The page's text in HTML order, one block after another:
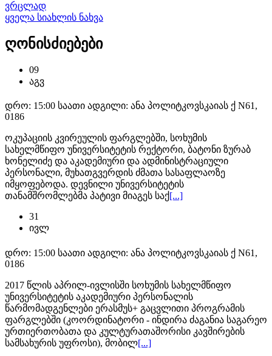
ვრცლად
ყველა სიახლის ნახვა
ღონისძიებები
09
აგვ
დრო: 15:00 საათი ადგილი: ანა პოლიტკოვსკაიას ქ N61,
0186
ოკუპაციის კვირეულის ფარგლებში, სოხუმის
სახელმწიფო უნივერსიტეტის რექტორი, ბატონი ზურაბ
ხონელიძე და აკადემიური და ადმინისტრაციული
პერსონალი, მუხათგვერდის ძმათა სასაფლაოზე
იმყოფებოდა. დევნილი უნივერსიტეტის
თანამშრომლებმა პატივი მიაგეს საქ[...]
31
ივლ
დრო: 15:00 საათი ადგილი: ანა პოლიტკოვსკაიას ქ N61,
0186
2017 წლის აპრილ-ივლისში სოხუმის სახელმწიფო
უნივერსიტეტის აკადემიური პერსონალის
წარმომადგენლები ერასმუს+ გაცვლითი პროგრამის
ფარგლებში (კოორდინატორი - ინდირა ძაგანია საგარეო
ურთიერთობათა და კულტურათაშორისი კავშირების
სამსახურის უფროსი), მობილ[...]